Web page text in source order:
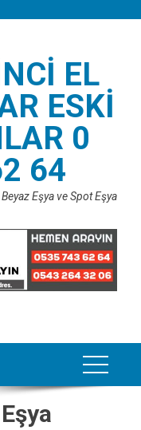
EL
ESKI
0
64
Eşya ve Spot Eşya